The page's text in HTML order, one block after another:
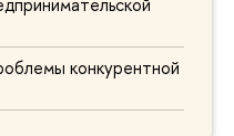
конкурентной